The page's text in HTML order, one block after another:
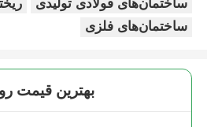
ساخت سازه فولادی
کارگاه سازه های فولادی
ساختمان‌های فولادی تولیدی
ساختمان‌های فلزی
بهترين قيمت